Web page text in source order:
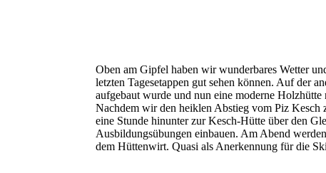
Oben am Gipfel haben wir wunderbares Wetter
letzten Tagesetappen gut sehen können. Auf der
aufgebaut wurde und nun eine moderne
Nachdem wir den heiklen Abstieg vom Piz Kesch
eine Stunde hinunter zur Kesch-Hütte über den
Ausbildungsübungen einbauen. Am Abend
dem Hüttenwirt. Quasi als Anerkennung für die